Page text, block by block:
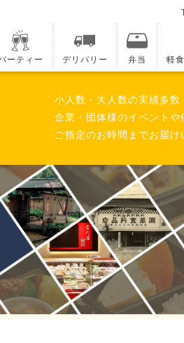
ーティー デリバリー 弁当 軽
小人数・大人数の実績多数
企業・団体様のイベント
ご指定のお時間までお届